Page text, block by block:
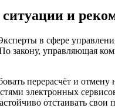
и
в сфере
управляющая
перерасчёт и
электронных
отстаивать свои